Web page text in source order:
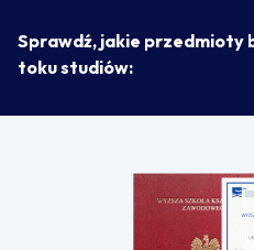
Sprawdź, jakie przedmioty
toku studiów: